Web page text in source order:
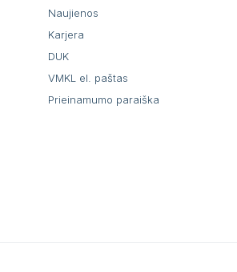
Naujienos
Karjera
DUK
VMKL el. paštas
Prieinamumo paraiška